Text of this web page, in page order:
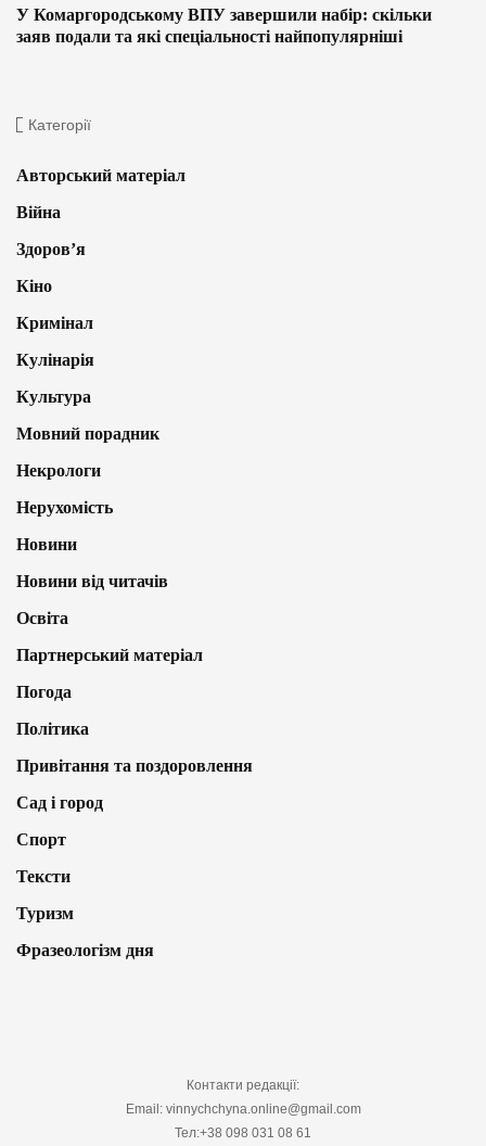
У Комаргородському ВПУ завершили набір: скільки
заяв подали та які спеціальності найпопулярніші
Категорії
Авторський матеріал
Війна
Здоров’я
Кіно
Кримінал
Кулінарія
Культура
Мовний порадник
Некрологи
Нерухомість
Новини
Новини від читачів
Освіта
Партнерський матеріал
Погода
Політика
Привітання та поздоровлення
Сад і город
Спорт
Тексти
Туризм
Фразеологізм дня
Контакти редакції:
Email: vinnychchyna.online@gmail.com
Тел:+38 098 031 08 61